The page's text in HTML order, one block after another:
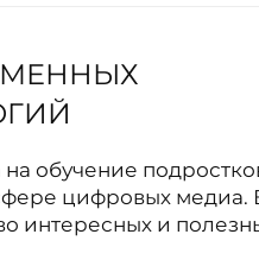
обучение
цифровых медиа.
интересных и